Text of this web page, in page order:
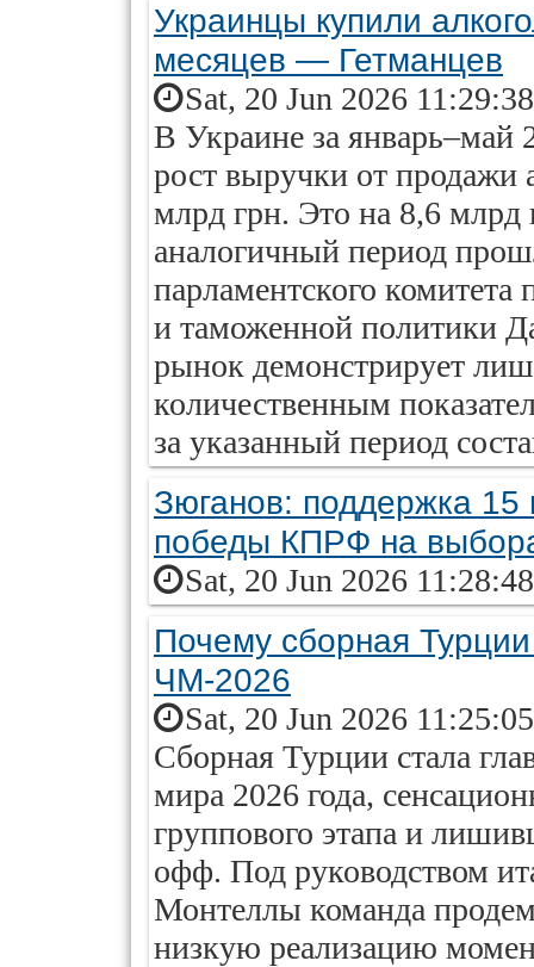
Украинцы купили
месяцев — Гетманцев
Sat, 20 Jun 2026
В Украине за январь–май
рост выручки от
млрд грн. Это на 8,6 млрд
аналогичный период
парламентского
и таможенной политики
рынок демонстрирует
количественным
за указанный период
Зюганов: поддержка 15
победы КПРФ на
Sat, 20 Jun 2026
Почему сборная
ЧМ-2026
Sat, 20 Jun 2026
Сборная Турции стала
мира 2026 года,
группового этапа и
офф. Под руководством
Монтеллы команда
низкую реализацию